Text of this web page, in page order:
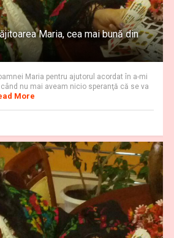
Maria, cea mai bună din
Maria pentru ajutorul acordat în a-mi
nu mai aveam nicio speranţă că se va
More